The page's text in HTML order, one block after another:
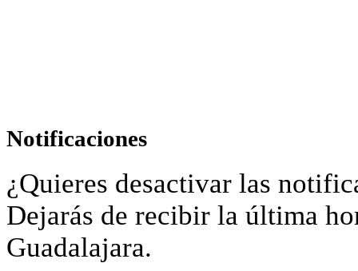
Notificaciones
¿Quieres desactivar las
Dejarás de recibir la última
Guadalajara.